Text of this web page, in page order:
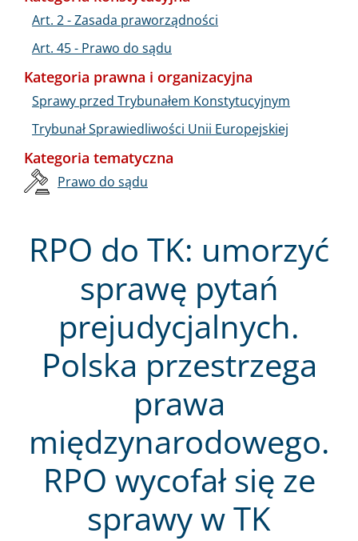
RPO do TK: umorzyć
sprawę pytań
prejudycjalnych.
Polska przestrzega
prawa
międzynarodowego.
RPO wycofał się ze
sprawy w TK
Art. 2 - Zasada praworządności
Art. 45 - Prawo do sądu
Kategoria prawna i organizacyjna
Sprawy przed Trybunałem Konstytucyjnym
Trybunał Sprawiedliwości Unii Europejskiej
Kategoria tematyczna
Prawo do sądu